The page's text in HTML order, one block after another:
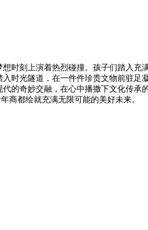
时刻上演着热烈碰撞。孩子们踏入充
时光隧道，在一件件珍贵文物前驻足
的奇妙交融，在心中播撒下文化传承
商都绘就充满无限可能的美好未来。